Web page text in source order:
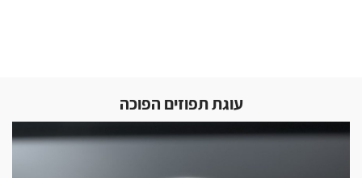
עוגת תפוזים הפוכה